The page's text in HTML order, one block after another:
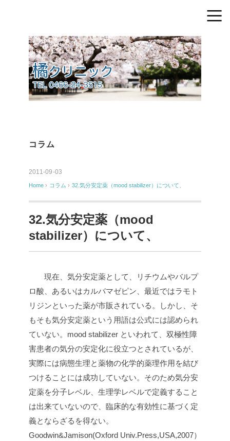
コラム
2011-09-03
Home › コラム › 32.気分安定薬（mood stabilizer）について、
32.気分安定薬（mood
stabilizer）について、
現在、気分安定薬として、リチウムやバルプ
ロ酸、あるいはカルバマゼピン、最近ではラモト
リジンといった薬が市販されている。しかし、そ
もそも気分安定薬という用語は公式には認められ
ていない。mood stabilizer といわれて、双極性障
害患者の気分の安定化に役立つとされているが、
実際には病態生理と薬物の化学的薬理作用を結び
つけることには成功していない。そのため気分安
定薬を分子レベル、生理学レベルで定義すること
は出来ていないので、臨床的な有効性に基づく定
義とならざるを得ない。
Goodwin&Jamison(Oxford Univ.Press,USA,2007）